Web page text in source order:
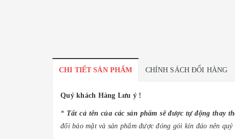
CHI TIẾT SẢN PHẨM CHÍNH SÁCH ĐỔI HÀNG
Quý khách Hàng Lưu ý !
* Tất cả tên của các sản phẩm sẽ được tự động thay
đối bảo mật và sản phẩm được đóng gói kín đáo nên